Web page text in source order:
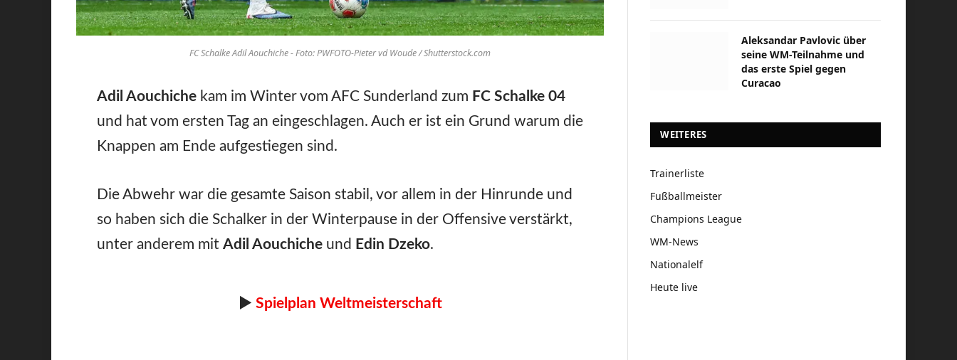
FC Schalke Adil Aouchiche - Foto: PWFOTO-Pieter vd Woude / Shutterstock.com
Adil Aouchiche kam im Winter vom AFC Sunderland zum FC Schalke 04
und hat vom ersten Tag an eingeschlagen. Auch er ist ein Grund warum die
Knappen am Ende aufgestiegen sind.
Die Abwehr war die gesamte Saison stabil, vor allem in der Hinrunde und
so haben sich die Schalker in der Winterpause in der Offensive verstärkt,
unter anderem mitAdil Aouchiche und Edin Dzeko.
► Spielplan Weltmeisterschaft
Aleksandar Pavlovic über
seine WM-Teilnahme und
das erste Spiel gegen
Curacao
WEITERES
Trainerliste
Fußballmeister
Champions League
WM-News
Nationalelf
Heute live